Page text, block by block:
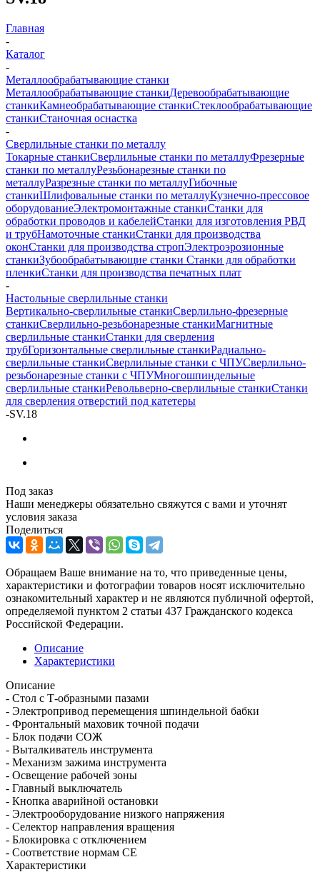
Главная
-
Каталог
-
Металлообрабатывающие станки
Металлообрабатывающие станкиДеревообрабатывающие
станкиКамнеобрабатывающие станкиСтеклообрабатывающие
станкиСтаночная оснастка
-
Сверлильные станки по металлу
Токарные станкиСверлильные станки по металлуФрезерные
станки по металлуРезьбонарезные станки по
металлуРазрезные станки по металлуГибочные
станкиШлифовальные станки по металлуКузнечно-прессовое
оборудованиеЭлектромонтажные станкиСтанки для
обработки проводов и кабелейСтанки для изготовления РВД
и трубНамоточные станкиСтанки для производства
оконСтанки для производства стропЭлектроэрозионные
станкиЗубообрабатывающие станки Станки для обработки
пленкиСтанки для производства печатных плат
-
Настольные сверлильные станки
Вертикально-сверлильные станкиСверлильно-фрезерные
станкиСверлильно-резьбонарезные станкиМагнитные
сверлильные станкиСтанки для сверления
трубГоризонтальные сверлильные станкиРадиально-
сверлильные станкиСверлильные станки с ЧПУСверлильно-
резьбонарезные станки с ЧПУМногошпиндельные
сверлильные станкиРевольверно-сверлильные станкиСтанки
для сверления отверстий под катетеры
-SV.18
Под заказ
Наши менеджеры обязательно свяжутся с вами и уточнят
условия заказа
Поделиться
Обращаем Ваше внимание на то, что приведенные цены,
характеристики и фотографии товаров носят исключительно
ознакомительный характер и не являются публичной офертой,
определяемой пунктом 2 статьи 437 Гражданского кодекса
Российской Федерации.
Описание
Характеристики
Описание
- Стол с Т-образными пазами
- Электропривод перемещения шпиндельной бабки
- Фронтальный маховик точной подачи
- Блок подачи СОЖ
- Выталкиватель инструмента
- Механизм зажима инструмента
- Освещение рабочей зоны
- Главный выключатель
- Кнопка аварийной остановки
- Электрооборудование низкого напряжения
- Селектор направления вращения
- Блокировка с отключением
- Соответствие нормам СЕ
Характеристики